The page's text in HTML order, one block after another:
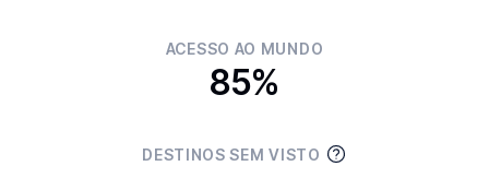
ACESSO AO MUNDO
85%
DESTINOS SEM VISTO